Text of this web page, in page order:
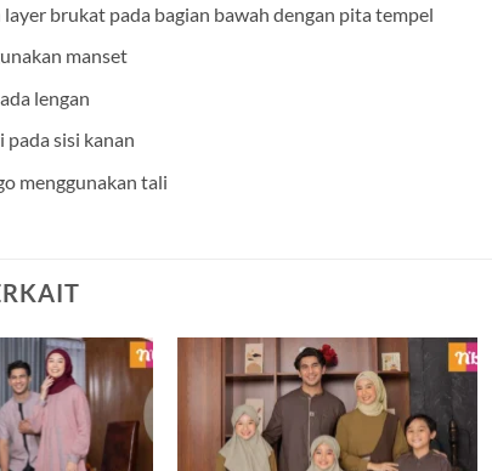
brukat pada bagian bawah dengan pita tempel
manset
lengan
pada sisi kanan
menggunakan tali